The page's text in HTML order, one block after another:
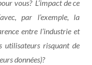
vous? L’impact de ce
par l’exemple, la
entre l’industrie et
utilisateurs risquant de
données)?